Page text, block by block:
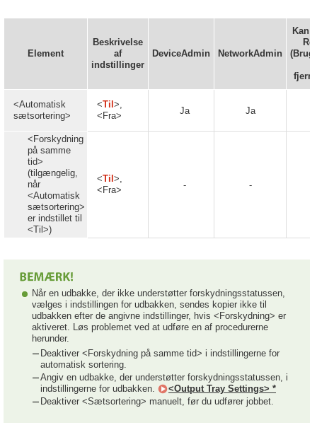
Element
Beskrivelse
af
indstillinger
DeviceAdmin NetworkAdmin
Kan
<Automatisk
sætsortering>
<Til >,
<Fra>
Ja Ja
<Forskydning
på samme
tid>
(tilgængelig,
når
<Automatisk
sætsortering>
er indstillet til
<Til>)
<Til >,
<Fra>
- -
Når en udbakke, der ikke understøtter forskydningsstatussen,
vælges i indstillingen for udbakken, sendes kopier ikke til
udbakken efter de angivne indstillinger, hvis <Forskydning> er
aktiveret. Løs problemet ved at udføre en af procedurerne
herunder.
Deaktiver <Forskydning på samme tid> i indstillingerne for
automatisk sortering.
Angiv en udbakke, der understøtter forskydningsstatussen, i
indstillingerne for udbakken.
<Output Tray Settings> *
Deaktiver <Sætsortering> manuelt, før du udfører jobbet.